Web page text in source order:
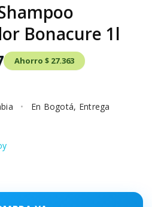
Bonacure 1l
Ahorro $ 27.363
•
En Bogotá, Entrega